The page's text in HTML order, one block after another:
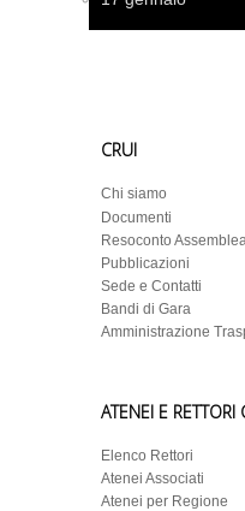
CRUI
Chi siamo
Documenti
Resoconto
Pubblicazioni
Sede e Contatti
Bandi di Gara
Amministrazione
ATENEI E RETTORI
Elenco Rettori
Atenei Associati
Atenei per Regione